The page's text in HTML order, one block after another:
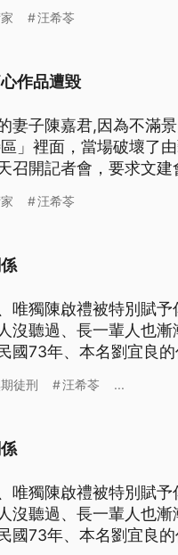
富在面對自己的作品
汪希苓
作品遭毀
妻子陳嘉君,因為不滿
」裡面，當場破壞了
召開記者會，要求文
富在面對自己的作品
汪希苓
唯獨陳啟禮被特別賦
沒聽過、長一輩人也漸
國73年、本名劉宜良
論。 so 1984年10月
徒刑 汪希苓 ...
唯獨陳啟禮被特別賦
沒聽過、長一輩人也漸
國73年、本名劉宜良